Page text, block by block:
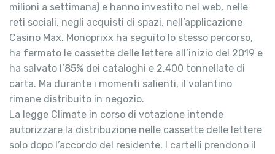
milioni a settimana) e hanno investito nel web, nelle
reti sociali, negli acquisti di spazi, nell’applicazione
Casino Max. Monoprixx ha seguito lo stesso percorso,
ha fermato le cassette delle lettere all’inizio del 2019 e
ha salvato l’85% dei cataloghi e 2.400 tonnellate di
carta. Ma durante i momenti salienti, il volantino
rimane distribuito in negozio.
La legge Climate in corso di votazione intende
autorizzare la distribuzione nelle cassette delle lettere
solo dopo l’accordo del residente. I cartelli prendono il